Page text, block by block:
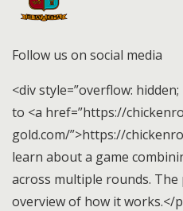
Follow us on social media
<div style=”overflow:
to <a href=”https://
gold.com/”>https://
learn about a game
across multiple rounds. The
overview of how it works.</